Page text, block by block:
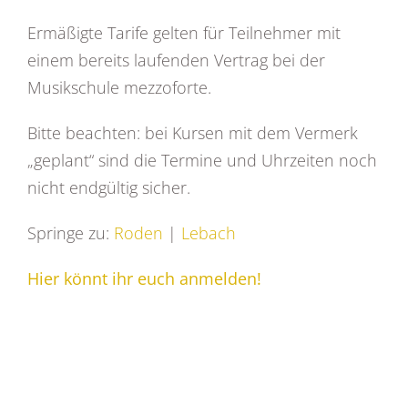
Ermäßigte Tarife gelten für Teilnehmer mit
einem bereits laufenden Vertrag bei der
Musikschule mezzoforte.
Bitte beachten: bei Kursen mit dem Vermerk
„geplant“ sind die Termine und Uhrzeiten noch
nicht endgültig sicher.
Springe zu: Roden | Lebach
Hier könnt ihr euch anmelden!